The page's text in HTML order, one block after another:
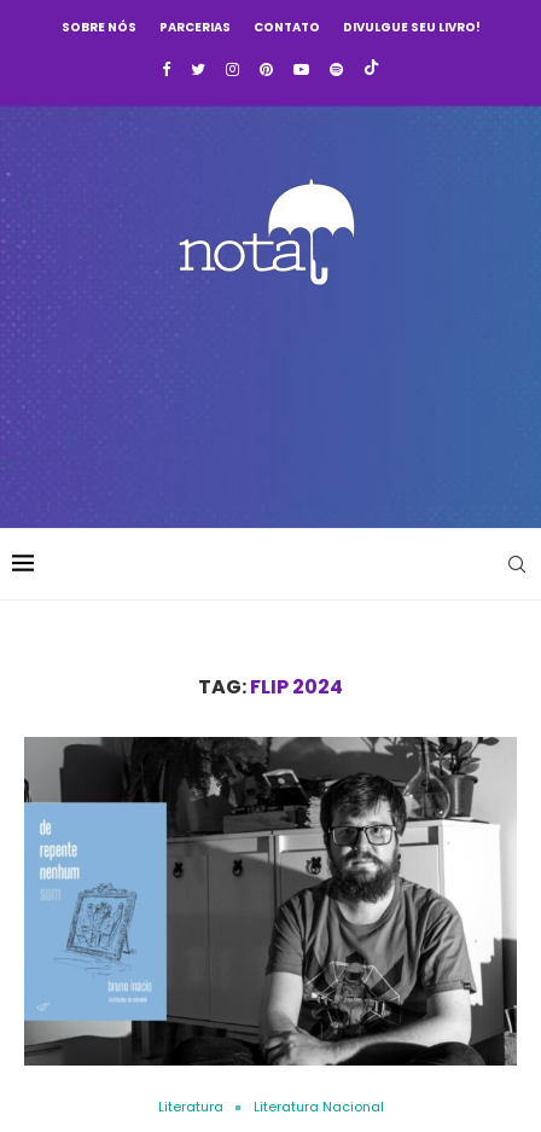
SOBRE NÓS PARCERIAS CONTATO DIVULGUE SEU LIVRO!
TAG:FLIP 2024
Literatura Literatura Nacional